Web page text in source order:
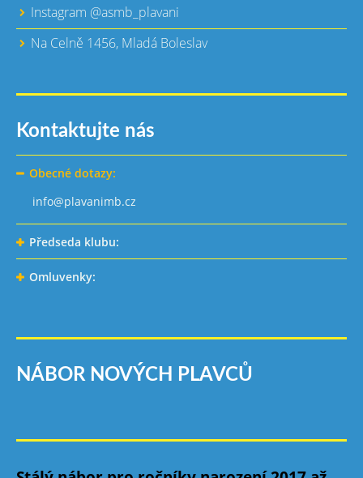
Instagram @asmb_plavani
Na Celně 1456, Mladá Boleslav
Kontaktujte nás
Obecné dotazy:
info@plavanimb.cz
Předseda klubu:
Omluvenky:
NÁBOR NOVÝCH PLAVCŮ